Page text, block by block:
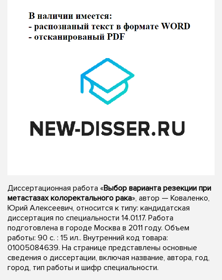
Диссертационная работа «Выбор варианта резекции при
метастазах колоректального рака», автор — Коваленко,
Юрий Алексеевич, относится к типу: кандидатская
диссертация по специальности 14.01.17. Работа
подготовлена в городе Москва в 2011 году. Объем
работы: 90 с. : 15 ил.. Внутренний код товара:
01005084639. На странице представлены основные
сведения о диссертации, включая название, автора, год,
город, тип работы и шифр специальности.